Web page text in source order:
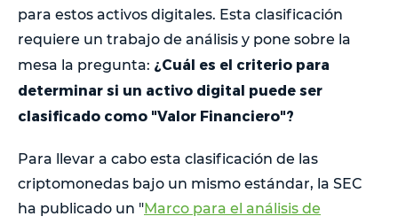
para estos activos digitales. Esta clasificación
requiere un trabajo de análisis y pone sobre la
mesa la pregunta: ¿Cuál es el criterio para
determinar si un activo digital puede ser
clasificado como "Valor Financiero"?
Para llevar a cabo esta clasificación de las
criptomonedas bajo un mismo estándar, la SEC
ha publicado un "Marco para el análisis de